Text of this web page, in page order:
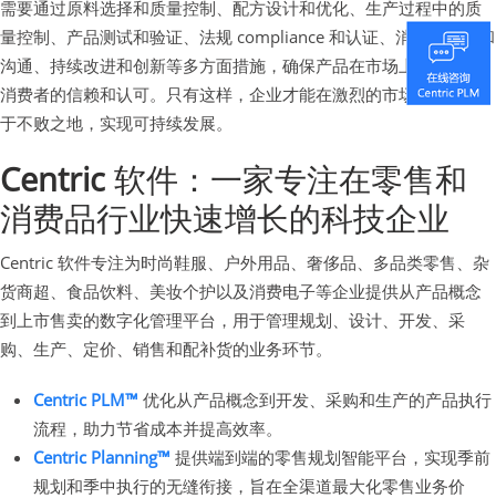
需要通过原料选择和质量控制、配方设计和优化、生产过程中的质
量控制、产品测试和验证、法规 compliance 和认证、消费者教育和
沟通、持续改进和创新等多方面措施，确保产品在市场上能够获得
消费者的信赖和认可。只有这样，企业才能在激烈的市场竞争中立
于不败之地，实现可持续发展。
Centric 软件：一家专注在零售和
消费品行业快速增长的科技企业
Centric 软件专注为时尚鞋服、户外用品、奢侈品、多品类零售、杂
货商超、食品饮料、美妆个护以及消费电子等企业提供从产品概念
到上市售卖的数字化管理平台，用于管理规划、设计、开发、采
购、生产、定价、销售和配补货的业务环节。
Centric PLM™ 优化从产品概念到开发、采购和生产的产品执行
流程，助力节省成本并提高效率。
Centric Planning™ 提供端到端的零售规划智能平台，实现季前
规划和季中执行的无缝衔接，旨在全渠道最大化零售业务价